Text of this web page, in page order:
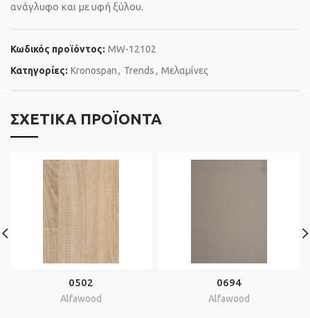
ανάγλυφο και με υφή ξύλου.
Κωδικός προϊόντος: MW-12102
Κατηγορίες: Kronospan, Trends, Μελαμίνες
ΣΧΕΤΙΚΆ ΠΡΟΪΌΝΤΑ
0502
Alfawood
0694
Alfawood